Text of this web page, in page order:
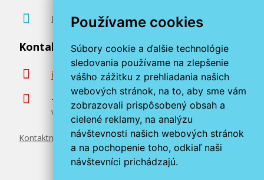
Používame cookies
Súbory cookie a ďalšie technológie
sledovania používame na zlepšenie
vášho zážitku z prehliadania našich
webových stránok, na to, aby sme vám
zobrazovali prispôsobený obsah a
cielené reklamy, na analýzu
návštevnosti našich webových stránok
a na pochopenie toho, odkiaľ naši
návštevníci prichádzajú.
Poradenstvo zadarmo
Kontaktujte nás
info@miroluk.sk
+420 377 222 313
Volajte v pracovné dni od 8. do 17. hod.
Kontaktné údaje